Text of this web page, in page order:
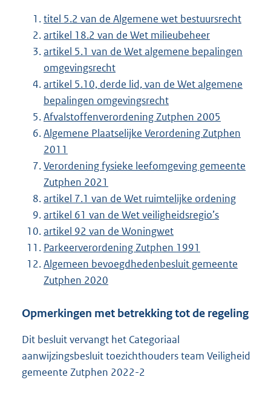
titel 5.2 van de Algemene wet bestuursrecht
artikel 18.2 van de Wet milieubeheer
artikel 5.1 van de Wet algemene bepalingen
omgevingsrecht
artikel 5.10, derde lid, van de Wet algemene
bepalingen omgevingsrecht
Afvalstoffenverordening Zutphen 2005
Algemene Plaatselijke Verordening Zutphen
2011
Verordening fysieke leefomgeving gemeente
Zutphen 2021
artikel 7.1 van de Wet ruimtelijke ordening
artikel 61 van de Wet veiligheidsregio’s
artikel 92 van de Woningwet
Parkeerverordening Zutphen 1991
Algemeen bevoegdhedenbesluit gemeente
Zutphen 2020
Opmerkingen met betrekking tot de regeling
Dit besluit vervangt het Categoriaal
aanwijzingsbesluit toezichthouders team Veiligheid
gemeente Zutphen 2022-2